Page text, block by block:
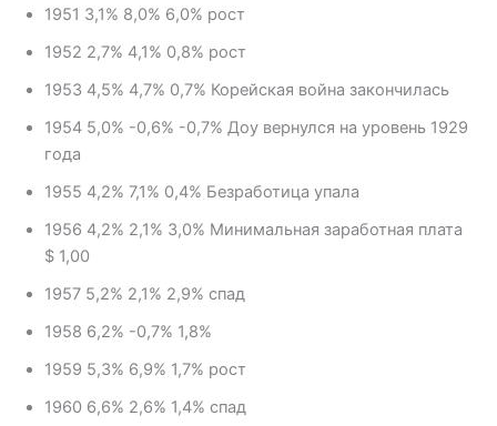
1951 3,1% 8,0% 6,0% рост
1952 2,7% 4,1% 0,8% рост
1953 4,5% 4,7% 0,7% Корейская война закончилась
1954 5,0% -0,6% -0,7% Доу вернулся на уровень 1929
года
1955 4,2% 7,1% 0,4% Безработица упала
1956 4,2% 2,1% 3,0% Минимальная заработная плата
$ 1,00
1957 5,2% 2,1% 2,9% спад
1958 6,2% -0,7% 1,8%
1959 5,3% 6,9% 1,7% рост
1960 6,6% 2,6% 1,4% спад